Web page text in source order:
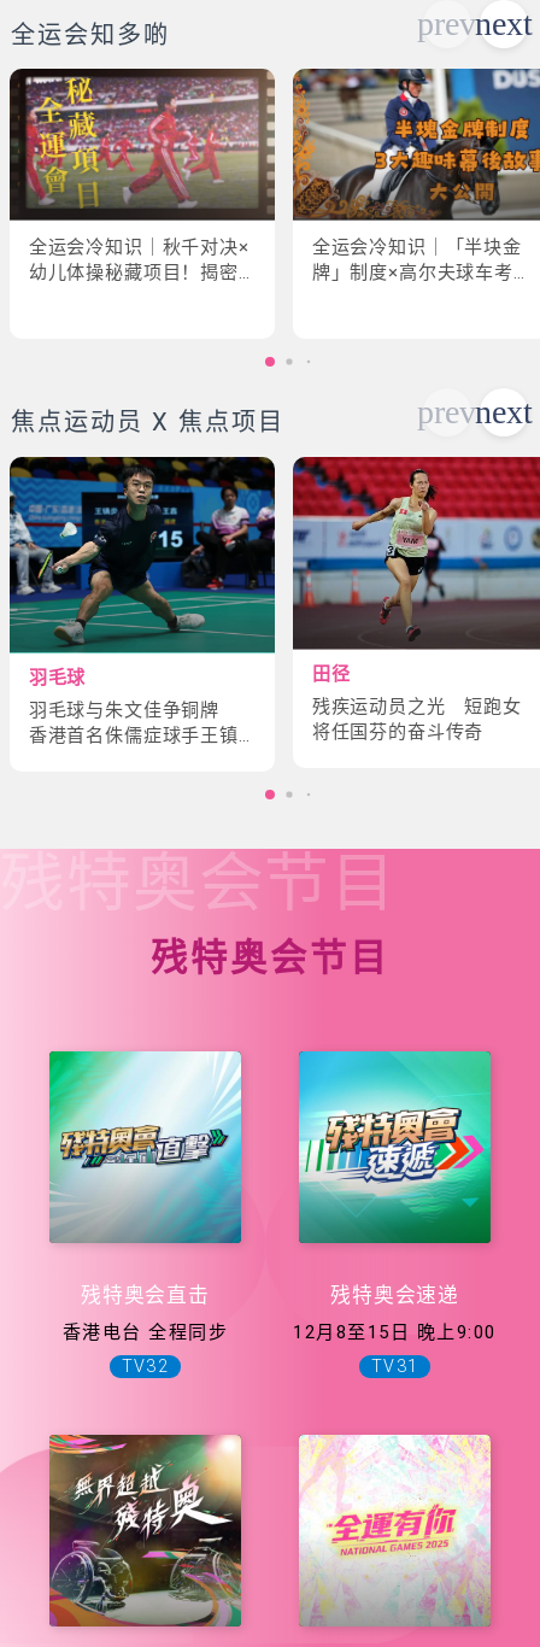
全运会知多啲
全运会冷知识｜秋千对决×
幼儿体操秘藏项目！揭密
全运会冷知识｜「半块金
牌」制度×高尔夫球车考牌
焦点运动员 X 焦点项目
羽毛球
羽毛球与朱文佳争铜牌
香港首名侏儒症球手王镇
田径
残疾运动员之光 短跑女
将任国芬的奋斗传奇
残特奥会节目
残特奥会节目
残特奥会直击
香港电台 全程同步
TV32
残特奥会速递
12月8至15日 晚上9:00
TV31